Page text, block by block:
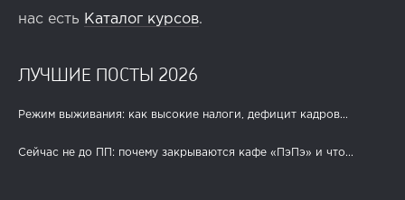
нас есть Каталог курсов.
ЛУЧШИЕ ПОСТЫ 2026
Режим выживания: как высокие налоги, дефицит кадров...
Сейчас не до ПП: почему закрываются кафе «ПэПэ» и что...